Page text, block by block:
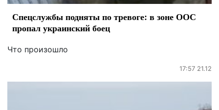
Спецслужбы подняты по тревоге: в зоне ООС
пропал украинский боец
Что произошло
17:57 21.12